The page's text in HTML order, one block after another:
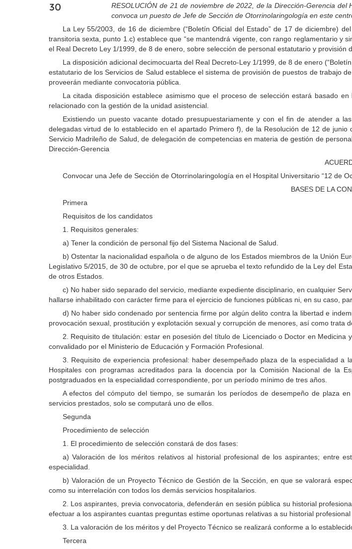
30
RESOLUCIÓN de 21 de noviembre de 2022, de la Dirección-Gerencia
convoca un puesto de Jefe de Sección de Otorrinolaringología en este
La Ley 55/2003, de 16 de diciembre (“Boletín Oficial del Estado” de 17 de diciembre)
transitoria sexta, punto 1.c) establece que “se mantendrá vigente, con rango reglamentario y
el Real Decreto Ley 1/1999, de 8 de enero, sobre selección de personal estatutario y provisión
La disposición adicional decimocuarta del Real Decreto-Ley 1/1999, de 8 de enero
estatutario de los Servicios de Salud establece el sistema de provisión de puestos de trabajo
proveerán mediante convocatoria pública.
La citada disposición establece asimismo que el proceso de selección estará basado
relacionado con la gestión de la unidad asistencial.
Existiendo un puesto vacante dotado presupuestariamente y con el fin de atender a
delegadas virtud de lo establecido en el apartado Primero f), de la Resolución de 12 de
Servicio Madrileño de Salud, de delegación de competencias en materia de gestión de
Dirección-Gerencia
Convocar una Jefe de Sección de Otorrinolaringología en el Hospital Universitario “12 de
BASES DE LA
Primera
Requisitos de los candidatos
1. Requisitos generales:
a) Tener la condición de personal fijo del Sistema Nacional de Salud.
b) Ostentar la nacionalidad española o de alguno de los Estados miembros de la Unión
Legislativo 5/2015, de 30 de octubre, por el que se aprueba el texto refundido de la Ley del
de otros Estados.
c) No haber sido separado del servicio, mediante expediente disciplinario, en cualquier
hallarse inhabilitado con carácter firme para el ejercicio de funciones públicas ni, en su caso,
d) No haber sido condenado por sentencia firme por algún delito contra la libertad e
provocación sexual, prostitución y explotación sexual y corrupción de menores, así como trata
2. Requisito de titulación: estar en posesión del título de Licenciado o Doctor en
convalidado por el Ministerio de Educación y Formación Profesional.
3. Requisito de experiencia profesional: haber desempeñado plaza de la especialidad
Hospitales con programas acreditados para la docencia por la Comisión Nacional de la
postgraduados en la especialidad correspondiente, por un período mínimo de tres años.
A efectos del cómputo del tiempo, se sumarán los períodos de desempeño de plaza
servicios prestados, solo se computará uno de ellos.
Segunda
Procedimiento de selección
1. El procedimiento de selección constará de dos fases:
a) Valoración de los méritos relativos al historial profesional de los aspirantes; entre
especialidad.
b) Valoración de un Proyecto Técnico de Gestión de la Sección, en que se valorará
como su interrelación con todos los demás servicios hospitalarios.
2. Los aspirantes, previa convocatoria, defenderán en sesión pública su historial
efectuar a los aspirantes cuantas preguntas estime oportunas relativas a su historial
3. La valoración de los méritos y del Proyecto Técnico se realizará conforme a lo
Tercera